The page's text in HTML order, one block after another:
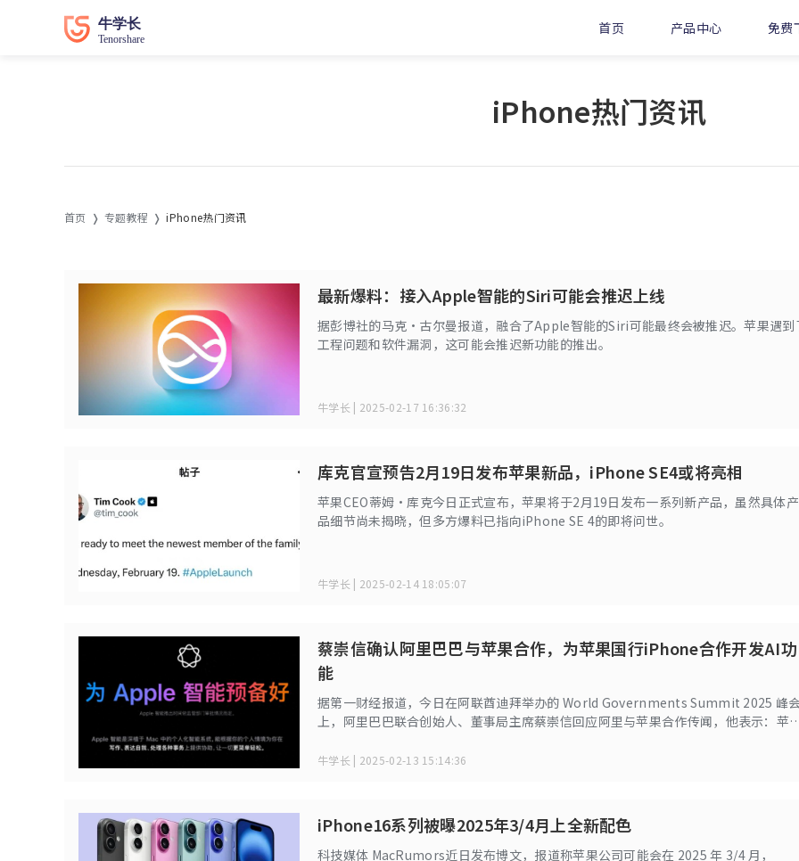
首页 产品中心 免费
iPhone热门资讯
首页 专题教程 iPhone热门资讯
最新爆料：接入Apple智能的Siri可能会推迟上线
据彭博社的马克·古尔曼报道，融合了Apple智能的Siri可能最终会被推迟。苹果遇到
工程问题和软件漏洞，这可能会推迟新功能的推出。
牛学长 | 2025-02-17 16:36:32
库克官宣预告2月19日发布苹果新品，iPhone SE4或将亮相
苹果CEO蒂姆·库克今日正式宣布，苹果将于2月19日发布一系列新产品，虽然具体产
品细节尚未揭晓，但多方爆料已指向iPhone SE 4的即将问世。
牛学长 | 2025-02-14 18:05:07
蔡崇信确认阿里巴巴与苹果合作，为苹果国行iPhone合作开发AI功
能
据第一财经报道，今日在阿联酋迪拜举办的 World Governments Summit 2025 峰
上，阿里巴巴联合创始人、董事局主席蔡崇信回应阿里与苹果合作传闻，他表示：苹
国的多家公司进行了交谈。最终，他们选择与我们做生意。我们非常幸运，也非常荣幸
牛学长 | 2025-02-13 15:14:36
iPhone16系列被曝2025年3/4月上全新配色
科技媒体 MacRumors近日发布博文，报道称苹果公司可能会在 2025 年 3/4 月，